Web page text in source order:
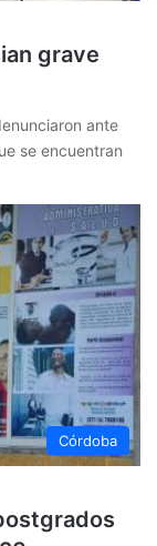
grave
ante
se encuentran
Córdoba